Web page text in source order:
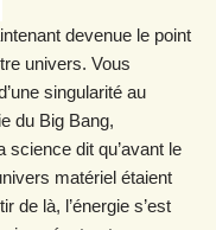
devenue le point
univers. Vous
singularité au
du Big Bang,
dit qu’avant le
matériel étaient
de là, l’énergie s’est